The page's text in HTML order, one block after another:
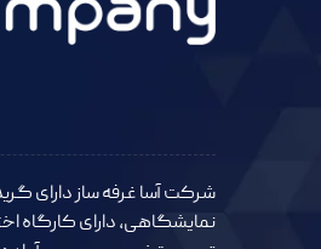
نمایشگاهی، دارای کارگاه